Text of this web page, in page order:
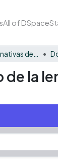
All of DSpace
la